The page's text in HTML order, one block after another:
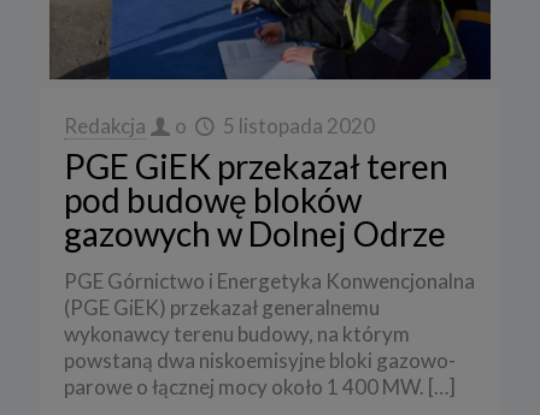
Redakcja o 5 listopada 2020
PGE GiEK przekazał teren
pod budowę bloków
gazowych w Dolnej Odrze
PGE Górnictwo i Energetyka Konwencjonalna
(PGE GiEK) przekazał generalnemu
wykonawcy terenu budowy, na którym
powstaną dwa niskoemisyjne bloki gazowo-
parowe o łącznej mocy około 1 400 MW. […]